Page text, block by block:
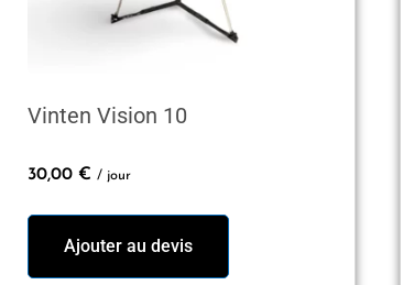
Vinten Vision 10
30,00 € / jour
Ajouter au devis